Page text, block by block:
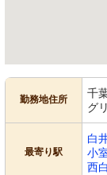
勤務地住所
千
グ
最寄り駅
白
小
西